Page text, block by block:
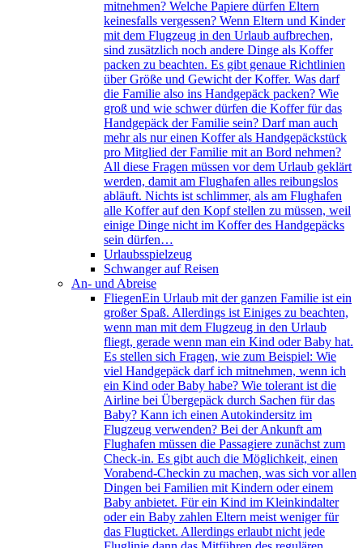
mitnehmen? Welche Papiere dürfen Eltern
keinesfalls vergessen? Wenn Eltern und Kinder
mit dem Flugzeug in den Urlaub aufbrechen,
sind zusätzlich noch andere Dinge als Koffer
packen zu beachten. Es gibt genaue Richtlinien
über Größe und Gewicht der Koffer. Was darf
die Familie also ins Handgepäck packen? Wie
groß und wie schwer dürfen die Koffer für das
Handgepäck der Familie sein? Darf man auch
mehr als nur einen Koffer als Handgepäckstück
pro Mitglied der Familie mit an Bord nehmen?
All diese Fragen müssen vor dem Urlaub geklärt
werden, damit am Flughafen alles reibungslos
abläuft. Nichts ist schlimmer, als am Flughafen
alle Koffer auf den Kopf stellen zu müssen, weil
einige Dinge nicht im Koffer des Handgepäcks
sein dürfen…
Urlaubsspielzeug
Schwanger auf Reisen
An- und Abreise
FliegenEin Urlaub mit der ganzen Familie ist ein
großer Spaß. Allerdings ist Einiges zu beachten,
wenn man mit dem Flugzeug in den Urlaub
fliegt, gerade wenn man ein Kind oder Baby hat.
Es stellen sich Fragen, wie zum Beispiel: Wie
viel Handgepäck darf ich mitnehmen, wenn ich
ein Kind oder Baby habe? Wie tolerant ist die
Airline bei Übergepäck durch Sachen für das
Baby? Kann ich einen Autokindersitz im
Flugzeug verwenden? Bei der Ankunft am
Flughafen müssen die Passagiere zunächst zum
Check-in. Es gibt auch die Möglichkeit, einen
Vorabend-Checkin zu machen, was sich vor allen
Dingen bei Familien mit Kindern oder einem
Baby anbietet. Für ein Kind im Kleinkindalter
oder ein Baby zahlen Eltern meist weniger für
das Flugticket. Allerdings erlaubt nicht jede